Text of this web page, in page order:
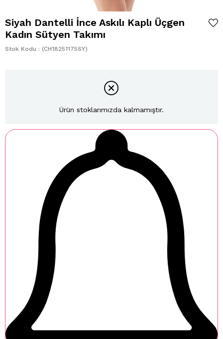
Siyah Dantelli İnce Askılı Kaplı Üçgen
Kadın Sütyen Takımı
Stok Kodu (CH18251175SY)
Ürün stoklarımızda kalmamıştır.